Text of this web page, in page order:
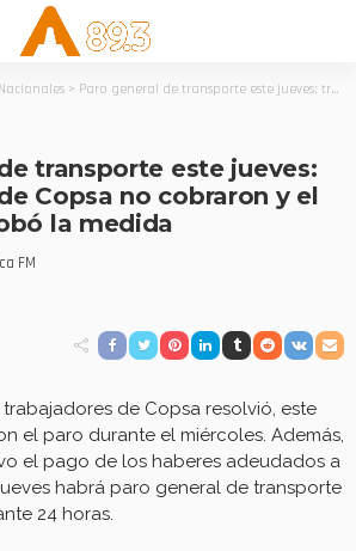
Nacionales > Paro general de transporte este jueves: trabajadores de Copsa no cobraron y el sindicato aprobó la medida
transporte este jueves:
Copsa no cobraron y el
la medida
FM
de Copsa resolvió, este
el paro durante el miércoles. Además,
el pago de los haberes adeudados a
habrá paro general de transporte
24 horas.